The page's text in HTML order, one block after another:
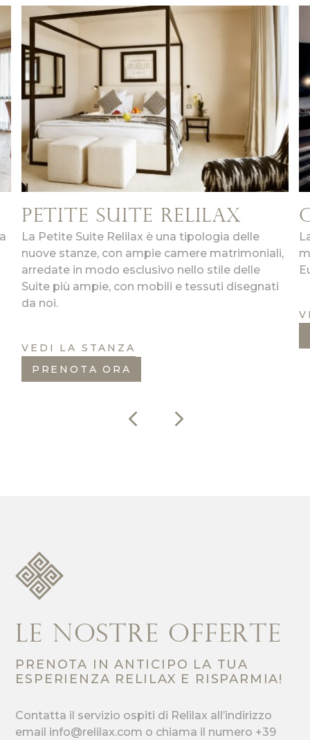
PETITE SUITE RELILAX
La Petite Suite Relilax è una tipologia delle
nuove stanze, con ampie camere matrimoniali,
arredate in modo esclusivo nello stile delle
Suite più ampie, con mobili e tessuti disegnati
da noi.
VEDI LA STANZA
PRENOTA ORA
Le Nostre offerte
PRENOTA IN ANTICIPO LA TUA
ESPERIENZA RELILAX E RISPARMIA!
Contatta il servizio ospiti di Relilax all’indirizzo
email info@relilax.com o chiama il numero +39